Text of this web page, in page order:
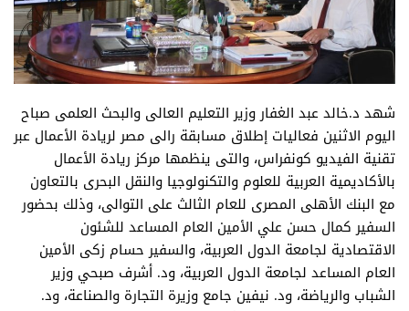
شهد د.خالد عبد الغفار وزير التعليم العالى والبحث العلمى صباح
اليوم الاثنين فعاليات إطلاق مسابقة رالى مصر لريادة الأعمال عبر
تقنية الفيديو كونفراس، والتى ينظمها مركز ريادة الأعمال
بالأكاديمية العربية للعلوم والتكنولوجيا والنقل البحرى بالتعاون
مع البنك الأهلى المصرى للعام الثالث على التوالى، وذلك بحضور
السفير كمال حسن علي الأمين العام المساعد للشئون
الاقتصادية لجامعة الدول العربية، والسفير حسام زكى الأمين
العام المساعد لجامعة الدول العربية، ود. أشرف صبحي وزير
الشباب والرياضة، ود. نيفين جامع وزيرة التجارة والصناعة، ود.